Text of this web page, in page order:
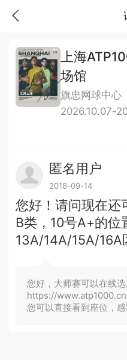
上海
场馆
旗忠网球中心
2026.10.07-
匿名用户
2018-09-14
您好！请问现在还
B类，10号A+的位
13A/14A/15A/16A
您好，大师赛可以在线选
https://
您可以直接看到座位，感